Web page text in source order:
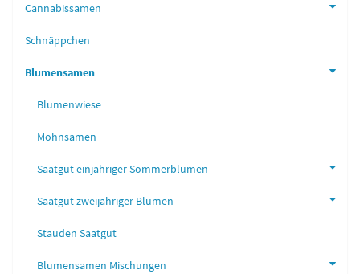
Cannabissamen
Schnäppchen
Blumensamen
Blumenwiese
Mohnsamen
Saatgut einjähriger Sommerblumen
Saatgut zweijähriger Blumen
Stauden Saatgut
Blumensamen Mischungen